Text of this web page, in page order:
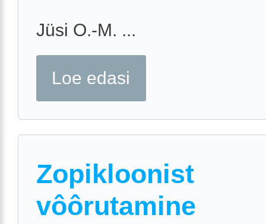
Jüsi O.-M. ...
Loe edasi
Zopikloonist
vôôrutamine